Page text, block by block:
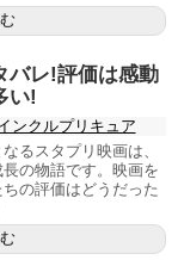
バレ!評価は感動
い!
ンクルプリキュア
るスタプリ映画は、
の物語です。映画を
の評価はどうだった